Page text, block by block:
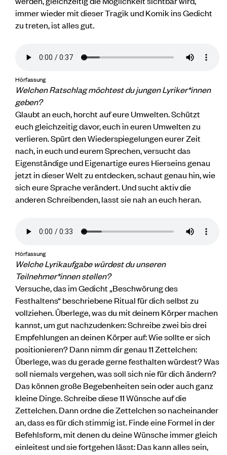
immer wieder mit dieser Tragik und Komik ins Gedicht
zu treten, ist alles gut.
Hörfassung
Welchen Ratschlag möchtest du jungen Lyriker*innen
geben?
Glaubt an euch, horcht auf eure Umwelten. Schützt
euch gleichzeitig davor, euch in euren Umwelten zu
verlieren. Spürt den Wiederspiegelungen eurer Zeit
nach, in euch und eurem Sprechen, versucht das
Eigenständige und Eigenartige eures Hierseins genau
jetzt in dieser Welt zu entdecken, schaut genau hin, wie
sich eure Sprache verändert. Und sucht aktiv die
anderen Schreibenden, lasst sie nah an euch heran.
Hörfassung
Welche Lyrikaufgabe würdest du unseren
Teilnehmer*innen stellen?
Versuche, das im Gedicht „Beschwörung des
Festhaltens“ beschriebene Ritual für dich selbst zu
vollziehen. Überlege, was du mit deinem Körper machen
kannst, um gut nachzudenken: Schreibe zwei bis drei
Empfehlungen an deinen Körper auf: Wie sollte er sich
positionieren? Dann nimm dir genau 11 Zettelchen:
Überlege, was du gerade gerne festhalten würdest? Was
soll niemals vergehen, was soll sich nie für dich ändern?
Das können große Begebenheiten sein oder auch ganz
kleine Dinge. Schreibe diese 11 Wünsche auf die
Zettelchen. Dann ordne die Zettelchen so nacheinander
an, dass es für dich stimmig ist. Finde eine Formel in der
Befehlsform, mit denen du deine Wünsche immer gleich
einleitest und sie fortgehen lässt: Das kann alles sein,